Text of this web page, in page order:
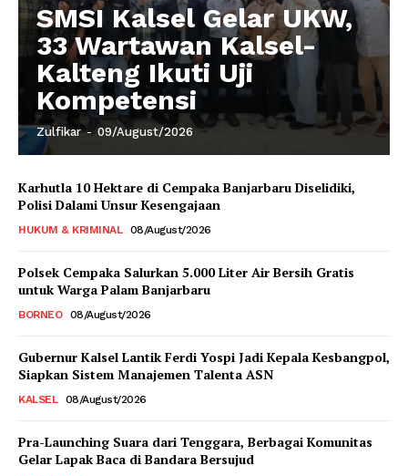
SMSI Kalsel Gelar UKW,
33 Wartawan Kalsel-
Kalteng Ikuti Uji
Kompetensi
Zulfikar - 09/August/2026
Karhutla 10 Hektare di Cempaka Banjarbaru Diselidiki,
Polisi Dalami Unsur Kesengajaan
HUKUM & KRIMINAL 08/August/2026
Polsek Cempaka Salurkan 5.000 Liter Air Bersih Gratis
untuk Warga Palam Banjarbaru
BORNEO 08/August/2026
Gubernur Kalsel Lantik Ferdi Yospi Jadi Kepala Kesbangpol,
Siapkan Sistem Manajemen Talenta ASN
KALSEL 08/August/2026
Pra-Launching Suara dari Tenggara, Berbagai Komunitas
Gelar Lapak Baca di Bandara Bersujud